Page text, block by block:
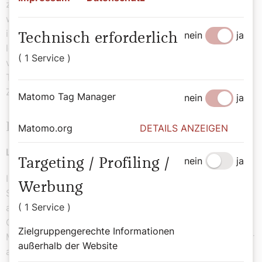
zu sagen brauchen. Denn man erzählt sich überall,
welche Aufnahme wir bei euch gefunden haben und wie
ihr euch von den Götzen zu Gott bekehrt habt, um dem
lebendigen und wahren Gott zu dienen und seinen Sohn
vom Himmel her zu erwarten, Jesus, den er von den
Toten auferweckt hat und der uns dem kommenden
Zorn entreißt.
Evangelium Matthäus 22,34–40
Liebe, und dann tu, was du willst! (Augustinus)
In jener Zeit, als die Pharisäer hörten, dass Jesus die
Sadduzäer zum Schweigen gebracht hatte, kamen sie
am selben Ort zusammen. Einer von ihnen, ein
Gesetzeslehrer, wollte ihn versuchen und fragte ihn:
Meister, welches Gebot im Gesetz ist das wichtigste? Er
antwortete ihm: Du sollst den Herrn, deinen Gott, lieben
Technisch erforderlich
( 1 Service )
nein ja
Matomo Tag Manager nein ja
Matomo.org DETAILS ANZEIGEN
Targeting / Profiling /
Werbung
( 1 Service )
Zielgruppengerechte Informationen
außerhalb der Website
nein ja